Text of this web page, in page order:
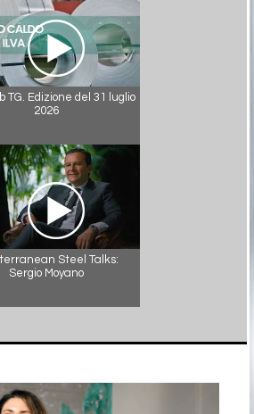
TG. Edizione del 31 luglio
2026
Steel Talks:
Sergio Moyano